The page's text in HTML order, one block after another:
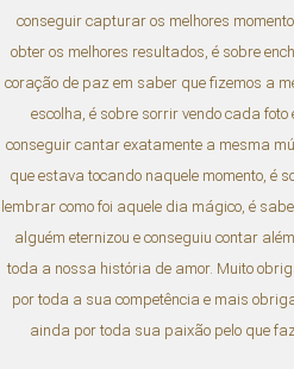
conseguir capturar os melhores
obter os melhores resultados, é sobre
coração de paz em saber que fizemos a
escolha, é sobre sorrir vendo cada foto
conseguir cantar exatamente a mesma
que estava tocando naquele momento, é
lembrar como foi aquele dia mágico, é
alguém eternizou e conseguiu contar
toda a nossa história de amor. Muito
por toda a sua competência e mais
ainda por toda sua paixão pelo que faz.